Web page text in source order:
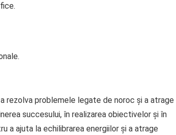
rezolva problemele legate de noroc și a atrage
succesului, în realizarea obiectivelor și în
ajuta la echilibrarea energiilor și a atrage